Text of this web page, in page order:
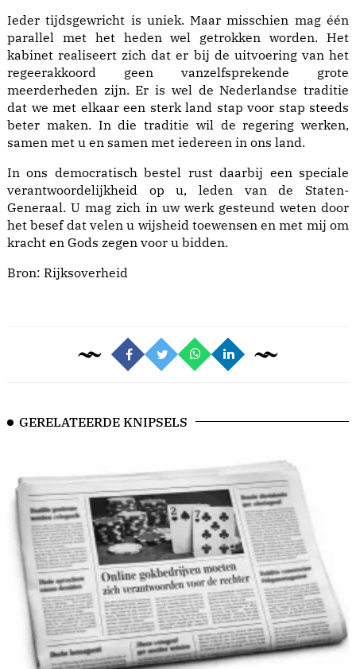
Ieder tijdsgewricht is uniek. Maar misschien mag één
parallel met het heden wel getrokken worden. Het
kabinet realiseert zich dat er bij de uitvoering van het
regeerakkoord geen vanzelfsprekende grote
meerderheden zijn. Er is wel de Nederlandse traditie
dat we met elkaar een sterk land stap voor stap steeds
beter maken. In die traditie wil de regering werken,
samen met u en samen met iedereen in ons land.
In ons democratisch bestel rust daarbij een speciale
verantwoordelijkheid op u, leden van de Staten-
Generaal. U mag zich in uw werk gesteund weten door
het besef dat velen u wijsheid toewensen en met mij om
kracht en Gods zegen voor u bidden.
Bron: Rijksoverheid
GERELATEERDE KNIPSELS